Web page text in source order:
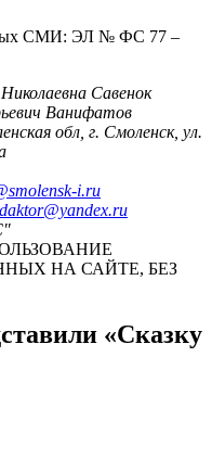
СМИ: ЭЛ № ФС 77 –
Савенок
Ванифатов
обл, г. Смоленск, ул.
i.ru
НА САЙТЕ, БЕЗ
«Сказку